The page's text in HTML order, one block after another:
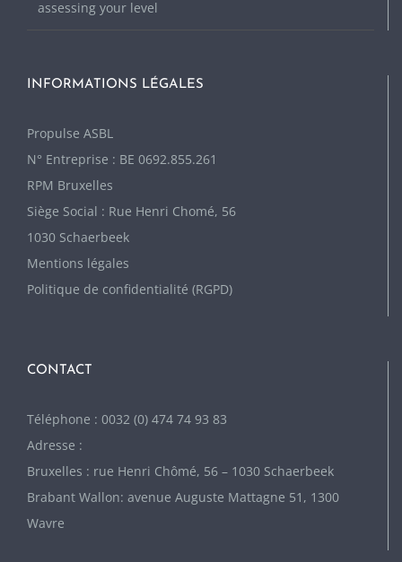
assessing your level
INFORMATIONS LÉGALES
Propulse ASBL
N° Entreprise : BE 0692.855.261
RPM Bruxelles
Siège Social : Rue Henri Chomé, 56
1030 Schaerbeek
Mentions légales
Politique de confidentialité (RGPD)
CONTACT
Téléphone : 0032 (0) 474 74 93 83
Adresse :
Bruxelles : rue Henri Chômé, 56 – 1030 Schaerbeek
Brabant Wallon: avenue Auguste Mattagne 51, 1300
Wavre